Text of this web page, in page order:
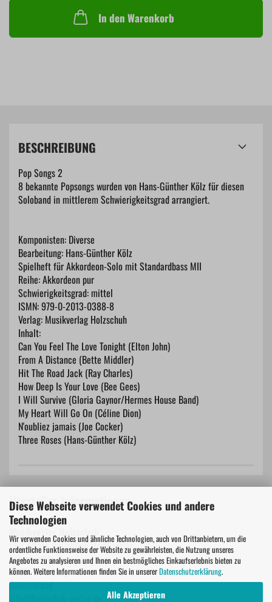
Diese Webseite verwendet Cookies und andere
Technologien
Wir verwenden Cookies und ähnliche Technologien, auch von Drittanbietern, um die
ordentliche Funktionsweise der Website zu gewährleisten, die Nutzung unseres
Angebotes zu analysieren und Ihnen ein bestmögliches Einkaufserlebnis bieten zu
können. Weitere Informationen finden Sie in unsererDatenschutzerklärung.
Alle Akzeptieren
In den Warenkorb
BESCHREIBUNG
Pop Songs 2
8 bekannte Popsongs wurden von Hans-Günther Kölz für diesen
Soloband in mittlerem Schwierigkeitsgrad arrangiert.
Komponisten: Diverse
Bearbeitung: Hans-Günther Kölz
Spielheft für Akkordeon-Solo mit Standardbass MII
Reihe: Akkordeon pur
Schwierigkeitsgrad: mittel
ISMN: 979-0-2013-0388-8
Verlag: Musikverlag Holzschuh
Inhalt:
Can You Feel The Love Tonight (Elton John)
From A Distance (Bette Middler)
Hit The Road Jack (Ray Charles)
How Deep Is Your Love (Bee Gees)
I Will Survive (Gloria Gaynor/Hermes House Band)
My Heart Will Go On (Céline Dion)
N'oubliez jamais (Joe Cocker)
Three Roses (Hans-Günther Kölz)
Hersteller Informationen
Musikverlag Holzschuh
VHR Alfons Holzschuh Musikverlag
Schreinerstr. 8
85077 Manching
Deutschland